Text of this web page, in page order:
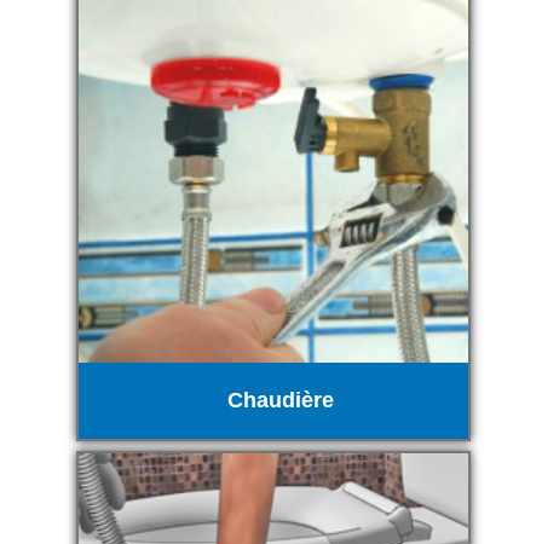
Chaudière